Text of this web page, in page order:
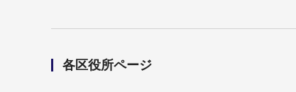
各区役所ページ